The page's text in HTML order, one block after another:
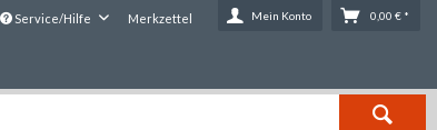
Service/Hilfe Merkzettel Mein Konto 0,00 € *